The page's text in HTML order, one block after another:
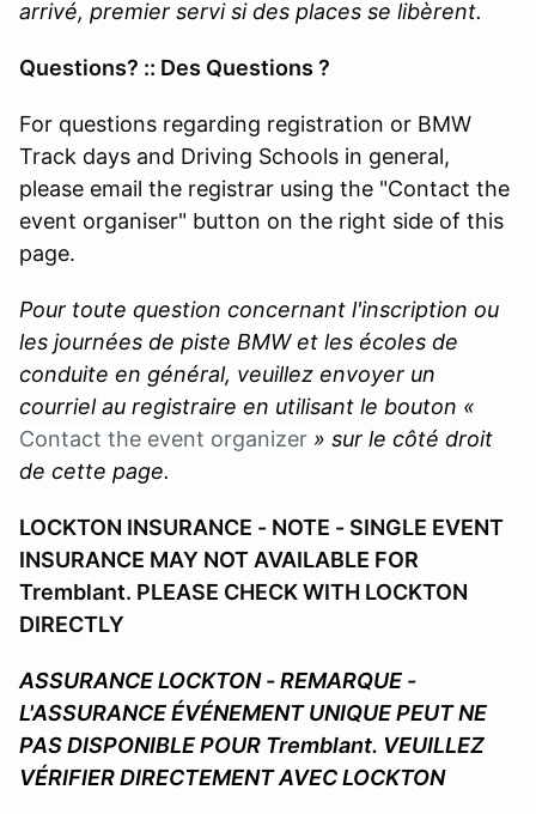
arrivé, premier servi si des places se libèrent.
Questions? :: Des Questions ?
For questions regarding registration or BMW
Track days and Driving Schools in general,
please email the registrar using the "Contact the
event organiser" button on the right side of this
page.
Pour toute question concernant l'inscription ou
les journées de piste BMW et les écoles de
conduite en général, veuillez envoyer un
courriel au registraire en utilisant le bouton «
Contact the event organizer » sur le côté droit
de cette page.
LOCKTON INSURANCE - NOTE - SINGLE EVENT
INSURANCE MAY NOT AVAILABLE FOR
Tremblant. PLEASE CHECK WITH LOCKTON
DIRECTLY
ASSURANCE LOCKTON - REMARQUE -
L'ASSURANCE ÉVÉNEMENT UNIQUE PEUT NE
PAS DISPONIBLE POUR Tremblant. VEUILLEZ
VÉRIFIER DIRECTEMENT AVEC LOCKTON